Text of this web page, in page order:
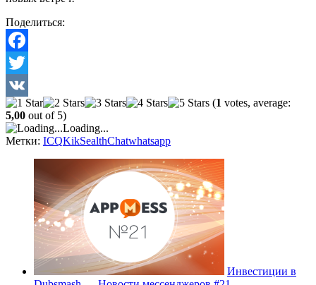
Поделиться:
Facebook
Twitter
VK
(1 votes, average:
5,00 out of 5)
Loading...
Метки: ICQKikSealthChatwhatsapp
Инвестиции в